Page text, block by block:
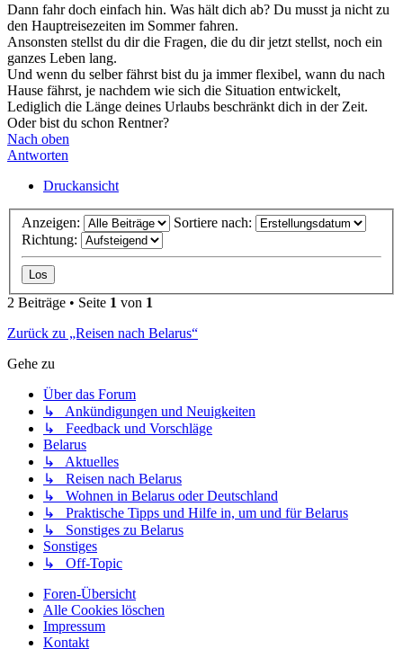
Dann fahr doch einfach hin. Was hält dich ab? Du musst ja nicht zu
den Hauptreisezeiten im Sommer fahren.
Ansonsten stellst du dir die Fragen, die du dir jetzt stellst, noch ein
ganzes Leben lang.
Und wenn du selber fährst bist du ja immer flexibel, wann du nach
Hause fährst, je nachdem wie sich die Situation entwickelt,
Lediglich die Länge deines Urlaubs beschränkt dich in der Zeit.
Oder bist du schon Rentner?
Nach oben
Antworten
Druckansicht
Anzeigen:
Sortiere nach:
Richtung:
2 Beiträge • Seite 1 von 1
Zurück zu „Reisen nach Belarus“
Gehe zu
Über das Forum
↳ Ankündigungen und Neuigkeiten
↳ Feedback und Vorschläge
Belarus
↳ Aktuelles
↳ Reisen nach Belarus
↳ Wohnen in Belarus oder Deutschland
↳ Praktische Tipps und Hilfe in, um und für Belarus
↳ Sonstiges zu Belarus
Sonstiges
↳ Off-Topic
Foren-Übersicht
Alle Cookies löschen
Impressum
Kontakt